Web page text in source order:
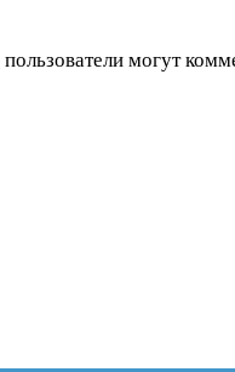
пользователи могут